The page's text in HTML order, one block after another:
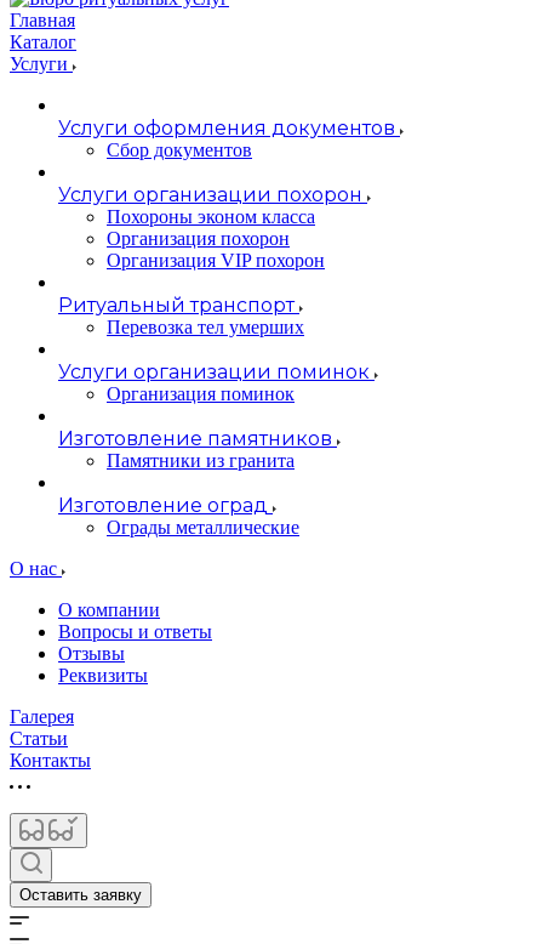
Главная
Каталог
Услуги
Услуги оформления документов
Сбор документов
Услуги организации похорон
Похороны эконом класса
Организация похорон
Организация VIP похорон
Ритуальный транспорт
Перевозка тел умерших
Услуги организации поминок
Организация поминок
Изготовление памятников
Памятники из гранита
Изготовление оград
Ограды металлические
О нас
О компании
Вопросы и ответы
Отзывы
Реквизиты
Галерея
Статьи
Контакты
Оставить заявку